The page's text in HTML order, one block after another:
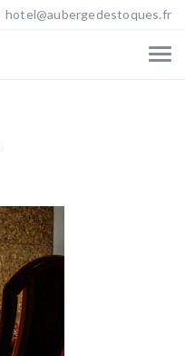
hotel@aubergedestoques.fr